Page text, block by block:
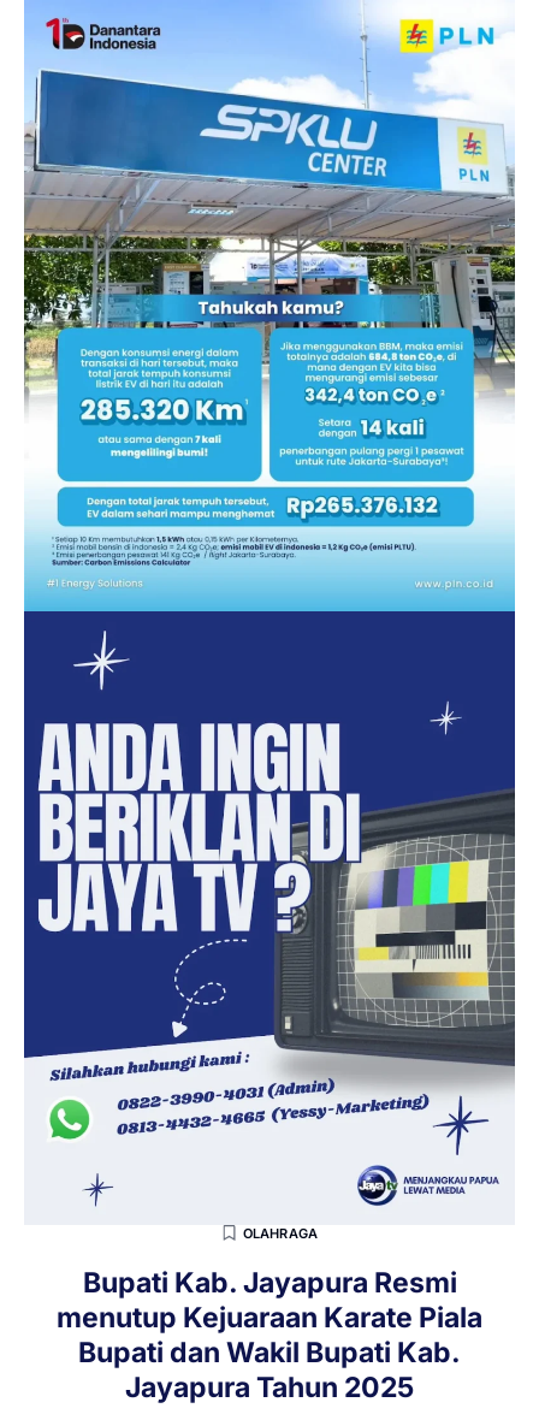
OLAHRAGA
Bupati Kab. Jayapura Resmi
menutup Kejuaraan Karate Piala
Bupati dan Wakil Bupati Kab.
Jayapura Tahun 2025